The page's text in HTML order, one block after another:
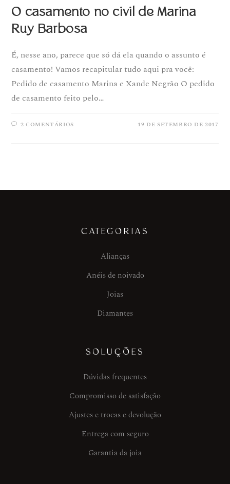
O casamento no civil de Marina
Ruy Barbosa
É, nesse ano, parece que só dá ela quando o assunto é
casamento! Vamos recapitular tudo aqui pra você:
Pedido de casamento Marina e Xande Negrão O pedido
de casamento feito pelo…
2 COMENTÁRIOS 19 DE SETEMBRO DE 2017
CATEGORIAS
Alianças
Anéis de noivado
Joias
Diamantes
SOLUÇÕES
Dúvidas frequentes
Compromisso de satisfação
Ajustes e trocas e devolução
Entrega com seguro
Garantia da joia